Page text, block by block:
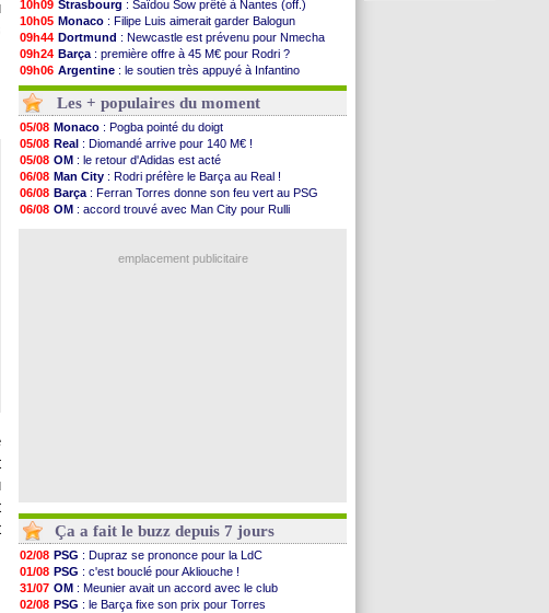
10h09 Strasbourg : Saïdou Sow prêté à Nantes (off.)
10h05 Monaco : Filipe Luis aimerait garder Balogun
09h44 Dortmund : Newcastle est prévenu pour Nmecha
09h24 Barça : première offre à 45 M€ pour Rodri ?
09h06 Argentine : le soutien très appuyé à Infantino
08h44 Tottenham: Van de Ven va prolonger
08h22
Barça: l'agent de Rodri confirme !
06/08 FIFA: la CAF soutient Infantino
06/08 CdM 2030 : Rubiales charge Infantino et ...
06/08 Rennes: Embolo a des pistes alléchantes
06/08 Côte d'Ivoire : Renard affiche ses ambitions
06/08 Rennes: Haise confirme pour Aït Boudlal
06/08 Man City: Trafford à Leeds pour 47 M€ (off...
06/08 Man Utd: Zirkzee vers la Juventus ?
: le club prêt à libérer Kondogbia ?
Les + populaires du moment
05/08 Monaco : Pogba pointé du doigt
05/08 Real : Diomandé arrive pour 140 M€ !
05/08 OM : le retour d'Adidas est acté
06/08 Man City : Rodri préfère le Barça au Real !
06/08 Barça : Ferran Torres donne son feu vert au PSG
06/08 OM : accord trouvé avec Man City pour Rulli
emplacement publicitaire
Ça a fait le buzz depuis 7 jours
02/08 PSG : Dupraz se prononce pour la LdC
01/08 PSG : c'est bouclé pour Akliouche !
31/07 OM : Meunier avait un accord avec le club
02/08 PSG : le Barça fixe son prix pour Torres